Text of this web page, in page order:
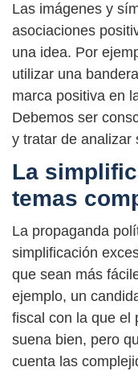
Las imágenes y
asociaciones
una idea. Por
utilizar una
marca positiva en
Debemos ser
y tratar de analizar
La
temas
La propaganda
simplificación
que sean más
ejemplo, un
fiscal con la que el
suena bien, pero
cuenta las